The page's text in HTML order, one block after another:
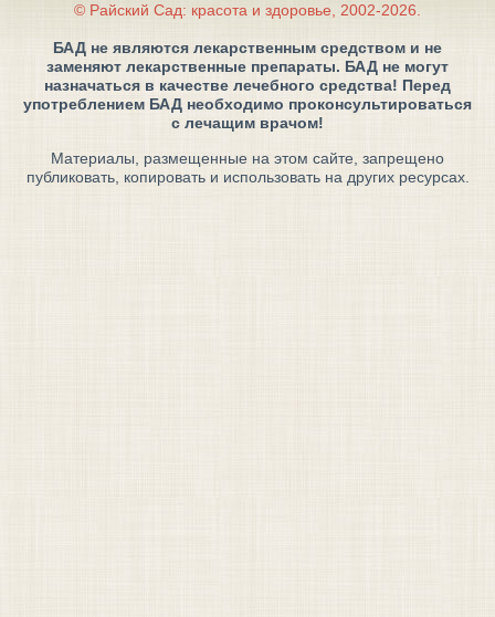
© Райский Сад: красота и здоровье, 2002-2026.
БАД не являются лекарственным средством и не
заменяют лекарственные препараты. БАД не могут
назначаться в качестве лечебного средства! Перед
употреблением БАД необходимо проконсультироваться
с лечащим врачом!
Материалы, размещенные на этом сайте, запрещено
публиковать, копировать и использовать на других ресурсах.